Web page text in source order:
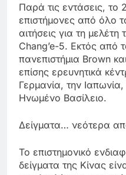
Παρά τις εντάσεις, το
επιστήμονες από όλο
αιτήσεις για τη
Chang’e-5. Εκτός από
πανεπιστήμια Brown
επίσης ερευνητικά
Γερμανία, την
Ηνωμένο Βασίλειο.
Δείγματα… νεότερα
Το επιστημονικό
δείγματα της Κίνας